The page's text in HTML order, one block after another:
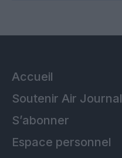
Accueil
Soutenir Air Journal
S’abonner
Espace personnel